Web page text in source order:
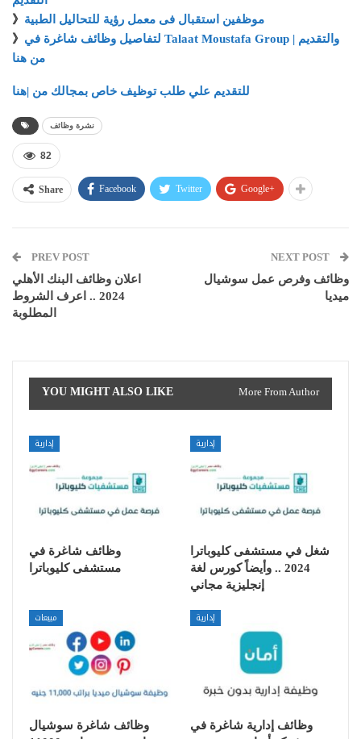
》 موظفين استقبال فى معمل رؤية للتحاليل الطبية
》 لتفاصيل وظائف شاغرة في Talaat Moustafa Group والتقديم |
من هنا
للتقديم علي طلب توظيف خاص بمجالك من |هنا
نشرة وظائف
82
Share Facebook Twitter Google+
PREV POST
اعلان وظائف البنك الأهلي
2024 .. اعرف الشروط
المطلوبة
NEXT POST
وظائف وفرص عمل سوشيال
ميديا
YOU MIGHT ALSO LIKE More From Author
إدارية
وظائف شاغرة في
مستشفى كليوباترا
إدارية
شغل في مستشفى كليوباترا
2024 .. وأيضاً كورس لغة
إنجليزية مجاني
مبيعات
وظائف شاغرة سوشيال
إدارية
وظائف إدارية شاغرة في